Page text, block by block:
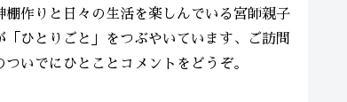
棚作りと日々の生活を楽しんでいる宮師親子
「ひとりごと」をつぶやいています、ご訪問
ついでにひとことコメントをどうぞ。